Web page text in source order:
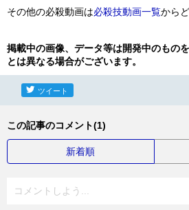
その他の必殺動画は必殺技動画一覧から
掲載中の画像、データ等は開発中のもの
とは異なる場合がございます。
ツイート
この記事のコメント(1)
新着順
コメントしよう...